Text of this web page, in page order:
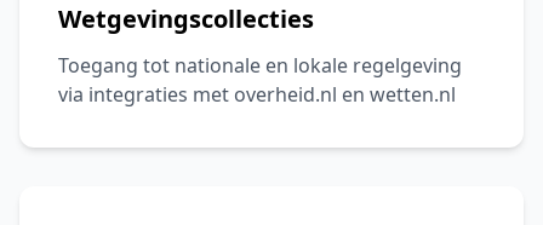
Wetgevingscollecties
Toegang tot nationale en lokale regelgeving
via integraties met overheid.nl en wetten.nl